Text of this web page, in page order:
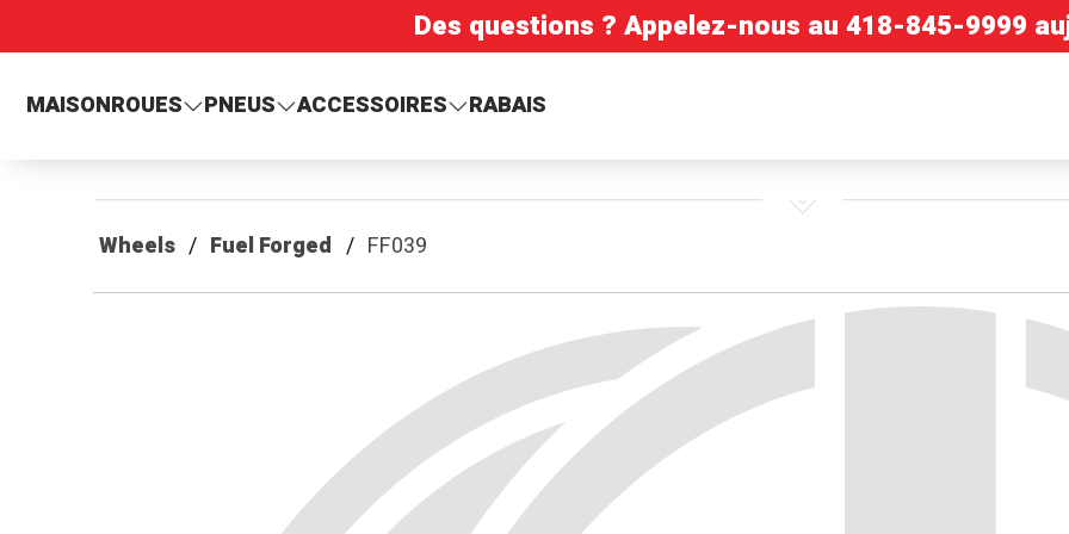
Des questions ? Appelez-nous au 418-845-9999
MAISONROUES PNEUS ACCESSOIRES RABAIS
Wheels Fuel Forged FF039